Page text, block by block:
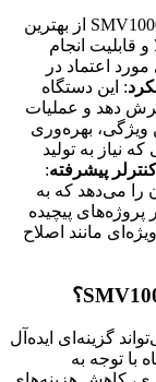
: دستگاه CNC YANG مدل SMV1000 از بهترین
قابلیت انجام
اعتماد در
: این دستگاه
دهد و عملیات
ویژگی، بهره‌وری
نیاز به تولید
کنترلر پیشرفته:
را می‌دهد که به
پروژه‌های پیچیده
مانند اصلاح
گزینه‌ای ایده‌آل
با توجه به